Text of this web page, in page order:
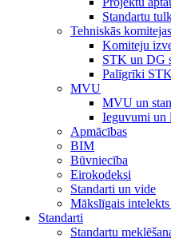
Standartu
Tehniskās komitejas
Komiteju
STK un DG
Palīgrīki
MVU
MVU un
Ieguvumi un
Apmācības
BIM
Būvniecība
Eirokodeksi
Standarti un vide
Mākslīgais
Standarti
Standartu